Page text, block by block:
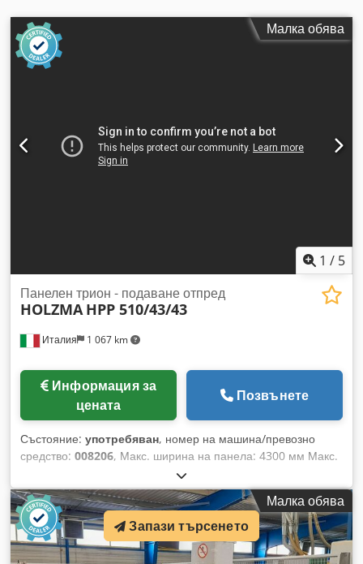
Малка обява
1 / 5
Италия 1 067 km
Панелен трион - подаване отпред
HOLZMA HPP 510/43/43
Информация за
цената
Позвънете
Състояние: употребяван, номер на машина/превозно
средство: 008206, Макс. ширина на панела: 4300 мм Макс.
дължина на панела: 4300 мм Максимално изнасяне на
главното режещо острие: 125 мм Брой притискащи
цилиндри: 9 Dsdpfx Ajx A Tizoa Tekr
Малка обява
Запази търсенето